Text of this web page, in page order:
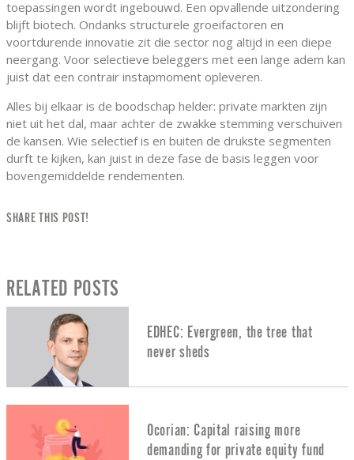
toepassingen wordt ingebouwd. Een opvallende uitzondering
blijft biotech. Ondanks structurele groeifactoren en
voortdurende innovatie zit die sector nog altijd in een diepe
neergang. Voor selectieve beleggers met een lange adem kan
juist dat een contrair instapmoment opleveren.
Alles bij elkaar is de boodschap helder: private markten zijn
niet uit het dal, maar achter de zwakke stemming verschuiven
de kansen. Wie selectief is en buiten de drukste segmenten
durft te kijken, kan juist in deze fase de basis leggen voor
bovengemiddelde rendementen.
SHARE THIS POST!
RELATED POSTS
EDHEC: Evergreen, the tree that
never sheds
Ocorian: Capital raising more
demanding for private equity fund